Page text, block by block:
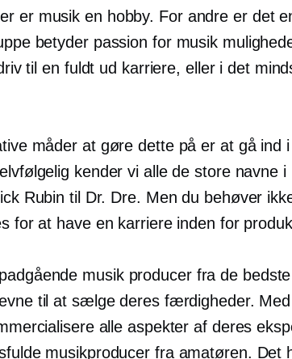
er musik en hobby. For andre er det
betyder passion for musik
til en fuldt ud karriere, eller i det
måder at gøre dette på er at gå ind i
kender vi alle de store navne i
Rubin til Dr. Dre. Men du behøver
for at have en karriere inden for
musik producer fra de
til at sælge deres færdigheder.
alle aspekter af deres
musikproducer fra amatøren. Det